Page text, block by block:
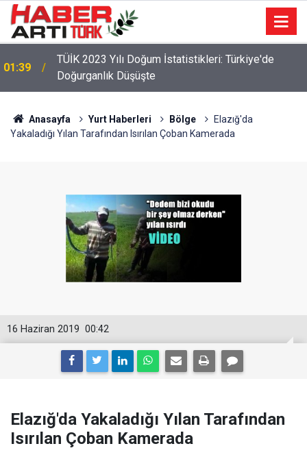
01:39
TÜİK 2023 Yılı Doğum İstatistikleri: Türkiye'de
Doğurganlık Düşüşte
Anasayfa Yurt Haberleri Bölge
Elazığ'da
Yakaladığı Yılan Tarafından Isırılan Çoban Kamerada
00:42
16 Haziran 2019
Elazığ'da Yakaladığı Yılan Tarafından
Isırılan Çoban Kamerada